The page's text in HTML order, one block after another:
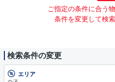
ご指定の条件に合う
条件を変更して検
検索条件の変更
エリア